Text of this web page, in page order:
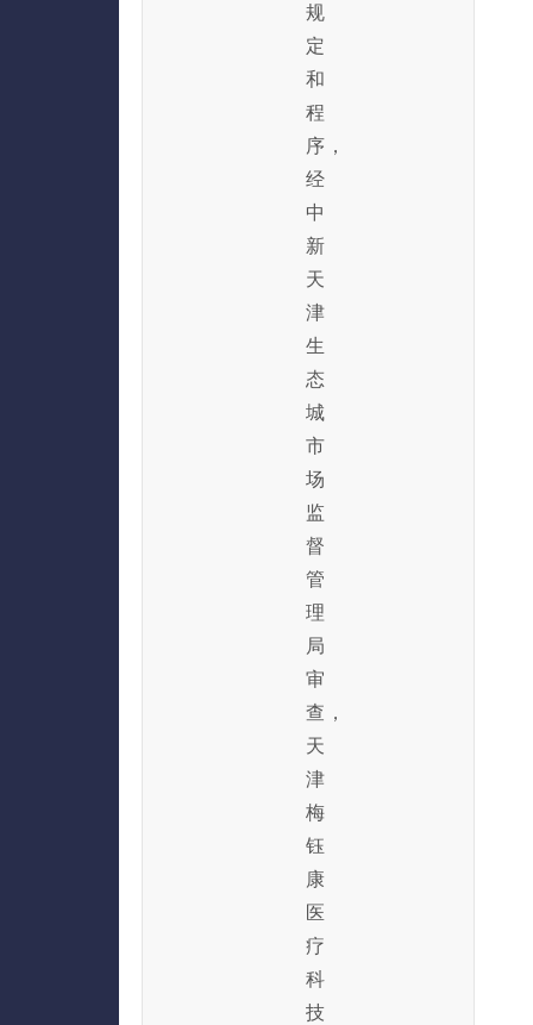
规
定
和
程
序，
经
中
新
天
津
生
态
城
市
场
监
督
管
理
局
审
查，
天
津
梅
钰
康
医
疗
科
技